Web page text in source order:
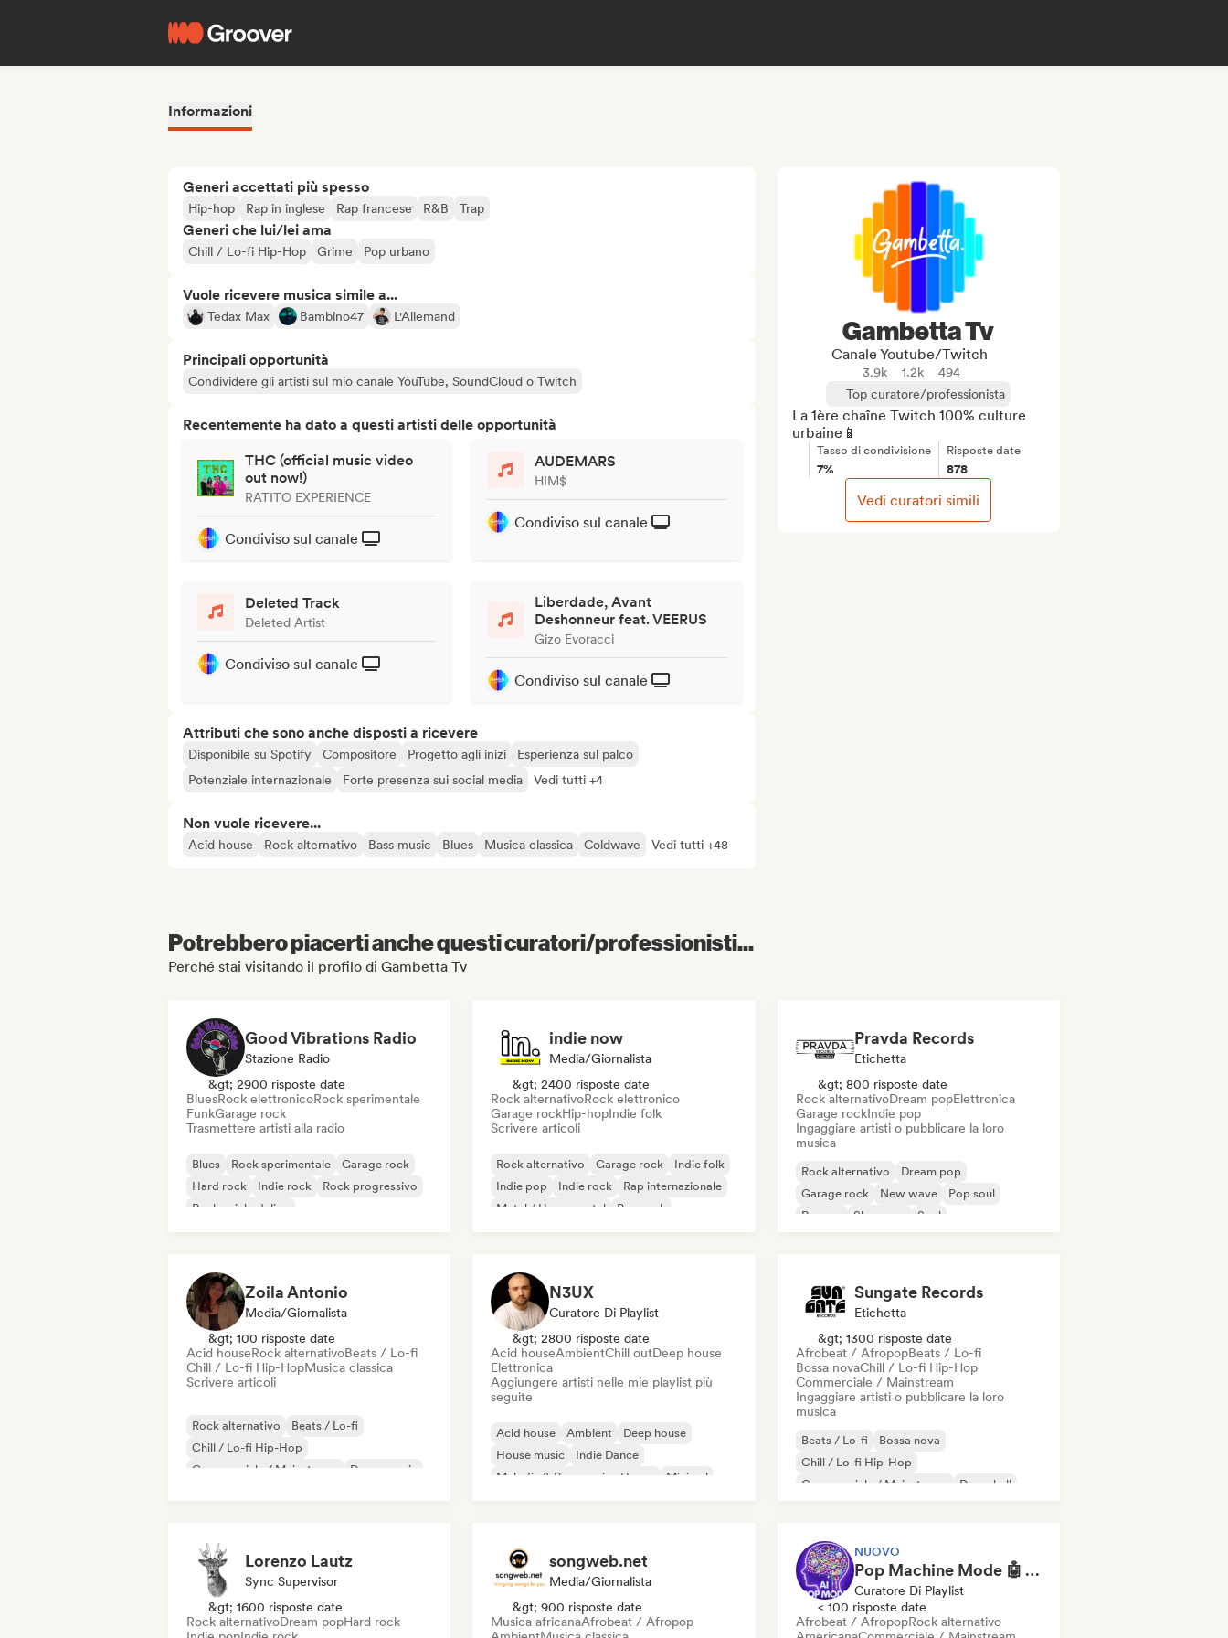
Informazioni
Generi accettati più spesso
Hip-hop Rap in inglese Rap francese R&B Trap
Generi che lui/lei ama
Chill / Lo-fi Hip-Hop Grime Pop urbano
Vuole ricevere musica simile a...
Tedax Max Bambino47 L'Allemand
Principali opportunità
Condividere gli artisti sul mio canale YouTube, SoundCloud o Twitch
Recentemente ha dato a questi artisti delle opportunità
THC (official music video
out now!)
RATITO EXPERIENCE
Condiviso sul canale
AUDEMARS
HIM$
Condiviso sul canale
Deleted Track
Deleted Artist
Condiviso sul canale
Liberdade, Avant
Deshonneur feat. VEERUS
Gizo Evoracci
Condiviso sul canale
Attributi che sono anche disposti a ricevere
Disponibile su Spotify Compositore Progetto agli inizi
Esperienza sul palco
Potenziale internazionale
Forte presenza sui social media Vedi tutti +4
Non vuole ricevere...
Acid house Rock alternativo Bass music Blues Musica classica Coldwave Vedi tutti +48
Gambetta Tv
Canale Youtube/Twitch
3.9k 1.2k
494
Top curatore/professionista
La 1ère chaîne Twitch 100% culture
urbaine📱
Tasso di condivisione
7%
Risposte date
878
Vedi curatori simili
Potrebbero piacerti anche questi curatori/professionisti...
Perché stai visitando il profilo di Gambetta Tv
Good Vibrations Radio
Stazione Radio
&gt; 2900 risposte date
BluesRock elettronicoRock sperimentale
FunkGarage rock
Trasmettere artisti alla radio
Blues Rock sperimentale
Garage rock
Hard rock
Indie rock
Rock progressivo
Rock psichedelico
indie now
Media/Giornalista
&gt; 2400 risposte date
Rock alternativoRock elettronico
Garage rockHip-hopIndie folk
Scrivere articoli
Rock alternativo Garage rock
Indie folk
Indie pop
Indie rock
Rap internazionale
Metal / Heavy metal
Pop rock
Pravda Records
Etichetta
&gt; 800 risposte date
Rock alternativoDream popElettronica
Garage rockIndie pop
Ingaggiare artisti o pubblicare la loro
musica
Rock alternativo
Dream pop
Garage rock
New wave
Pop soul
Reggae
Shoegaze Soul
Zoila Antonio
Media/Giornalista
&gt; 100 risposte date
Acid houseRock alternativoBeats / Lo-fi
Chill / Lo-fi Hip-HopMusica classica
Scrivere articoli
Rock alternativo
Beats / Lo-fi
Chill / Lo-fi Hip-Hop
Commerciale / Mainstream
Dance music
N3UX
Curatore Di Playlist
&gt; 2800 risposte date
Acid houseAmbientChill outDeep house
Elettronica
Aggiungere artisti nelle mie playlist più
seguite
Acid house Ambient
Deep house
House music
Indie Dance
Melodic & Progressive House
Minimal
Sungate Records
Etichetta
&gt; 1300 risposte date
Afrobeat / AfropopBeats / Lo-fi
Bossa novaChill / Lo-fi Hip-Hop
Commerciale / Mainstream
Ingaggiare artisti o pubblicare la loro
musica
Beats / Lo-fi
Bossa nova
Chill / Lo-fi Hip-Hop
Commerciale / Mainstream
Dancehall
Lorenzo Lautz
Sync Supervisor
&gt; 1600 risposte date
Rock alternativoDream popHard rock
songweb.net
Media/Giornalista
&gt; 900 risposte date
Musica africanaAfrobeat / Afropop
NUOVO
Pop Machine Mode 🤖 AI Music, Indie Pop & Dream Pop
Curatore Di Playlist
< 100 risposte date
Afrobeat / AfropopRock alternativo